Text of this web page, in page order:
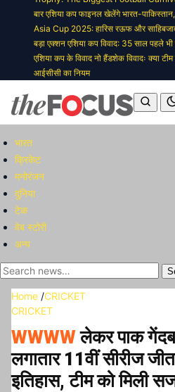
बार एशिया कप फाइनल खेलेंगे भारत-
Asia Cup 2025: हारिस रऊफ और
बड़ा एक्शन एशिया कप विवाद: 35 साल पहले
एशिया कप के विवाद नो हैंडशेक विवादः क्या
आईसीसी का नियम
भारत
क्रिकेट
मनोरंजन
दुनिया
टेक
वेब स्टोरी
अन्य
Home /CRICKET
CRICKET
WWWWलेकर पाक
लगातार 11वीं सीरीज
इतिहास, टीम को मिली